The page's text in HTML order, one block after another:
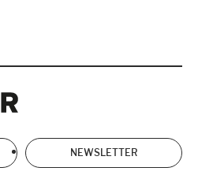
NEWSLETTER